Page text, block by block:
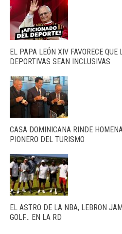
EL PAPA LEÓN XIV FAVORECE
DEPORTIVAS SEAN INCLUSIVAS
CASA DOMINICANA RINDE
PIONERO DEL TURISMO
EL ASTRO DE LA NBA, LEBRON
GOLF… EN LA RD